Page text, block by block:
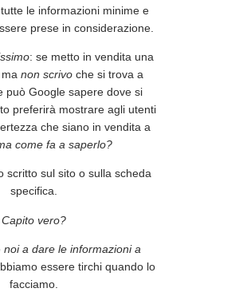
tutte le informazioni minime e
prese in considerazione.
: se metto in vendita una
non scrivoche si trova a
può Google sapere dove si
preferirà mostrare agli utenti
che siano in vendita a
come fa a saperlo?
scrittosul sitoo sullascheda
specifica.
Capito vero?
noi a dare le informazioni a
essere tirchi quando lo
facciamo.